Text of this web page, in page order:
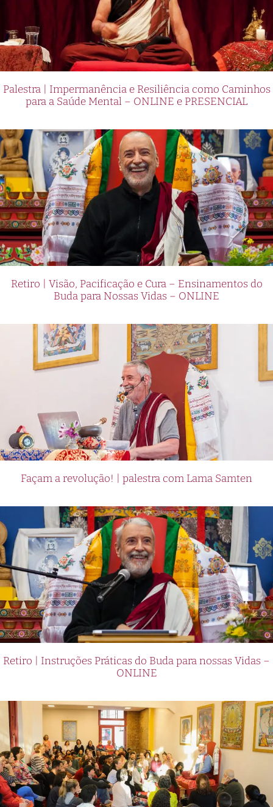
Palestra | Impermanência e Resiliência como Caminhos
para a Saúde Mental – ONLINE e PRESENCIAL
Retiro | Visão, Pacificação e Cura – Ensinamentos do
Buda para Nossas Vidas – ONLINE
Façam a revolução! | palestra com Lama Samten
Retiro | Instruções Práticas do Buda para nossas Vidas –
ONLINE